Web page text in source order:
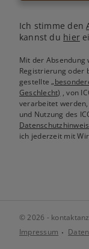
Ich stimme den
kannst du hier
Mit der Absendung
Registrierung oder
gestellte
Geschlecht) , von
verarbeitet
und Nutzung des
ich jederzeit mit
© 2026 -
Impressum